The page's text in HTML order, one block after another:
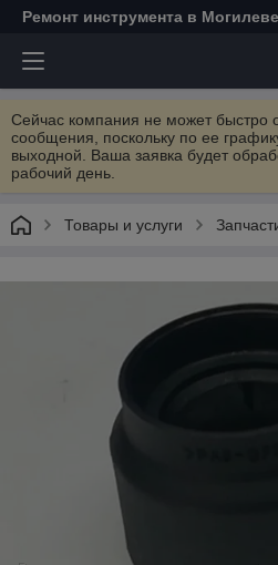
Ремонт инструмента в
Сейчас компания не может быстро
сообщения, поскольку по ее
выходной. Ваша заявка будет
рабочий день.
Товары и услуги